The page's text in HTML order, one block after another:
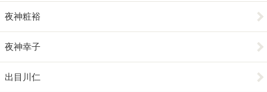
夜神粧裕
夜神幸子
出目川仁